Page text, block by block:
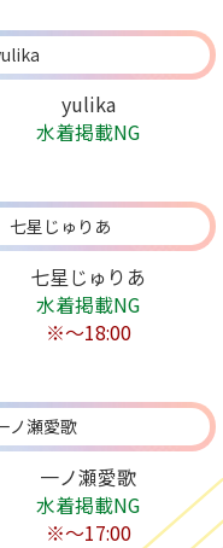
yulika
水着掲載NG
七星じゅりあ
水着掲載NG
※〜18:00
一ノ瀬愛歌
水着掲載NG
※〜17:00